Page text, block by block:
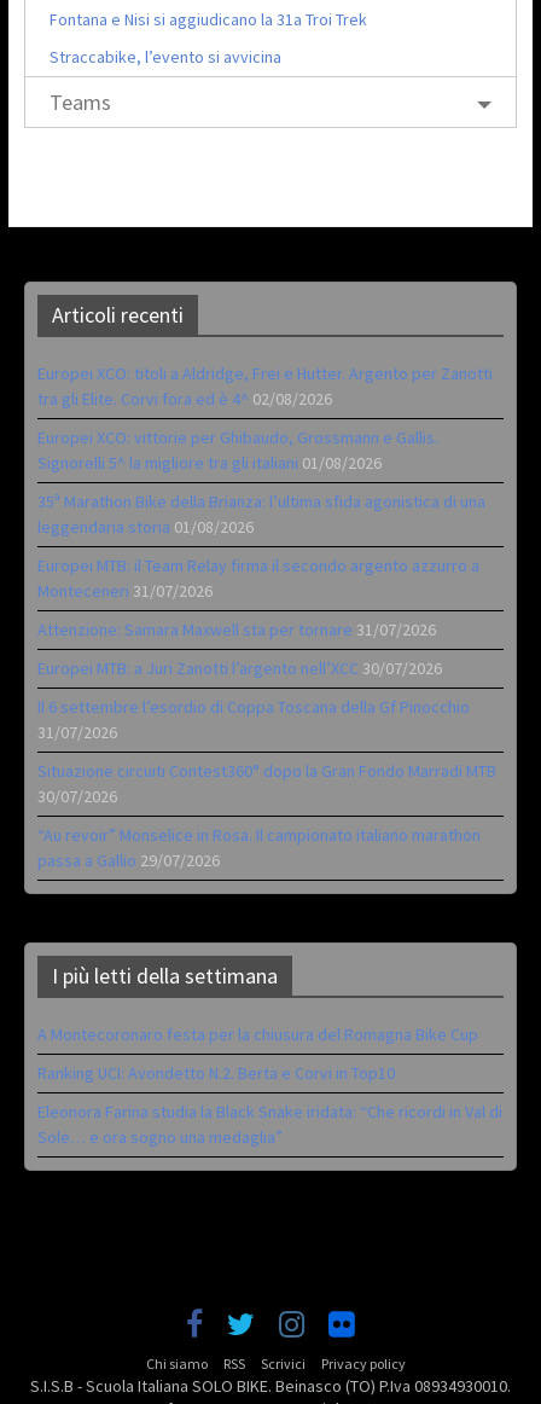
Fontana e Nisi si aggiudicano la 31a Troi Trek
Straccabike, l’evento si avvicina
Teams
Articoli recenti
Europei XCO: titoli a Aldridge, Frei e Hutter. Argento per Zanotti
tra gli Elite. Corvi fora ed è 4^ 02/08/2026
Europei XCO: vittorie per Ghibaudo, Grossmann e Gallis.
Signorelli 5^ la migliore tra gli italiani 01/08/2026
35ª Marathon Bike della Brianza: l’ultima sfida agonistica di una
leggendaria storia 01/08/2026
Europei MTB: il Team Relay firma il secondo argento azzurro a
Monteceneri 31/07/2026
Attenzione: Samara Maxwell sta per tornare 31/07/2026
Europei MTB: a Juri Zanotti l’argento nell’XCC 30/07/2026
Il 6 settembre l’esordio di Coppa Toscana della Gf Pinocchio
31/07/2026
Situazione circuiti Contest360° dopo la Gran Fondo Marradi MTB
30/07/2026
“Au revoir” Monselice in Rosa. Il campionato italiano marathon
passa a Gallio 29/07/2026
I più letti della settimana
A Montecoronaro festa per la chiusura del Romagna Bike Cup
Ranking UCI: Avondetto N.2. Berta e Corvi in Top10
Eleonora Farina studia la Black Snake iridata: “Che ricordi in Val di
Sole… e ora sogno una medaglia”
Chi siamo RSS Scrivici Privacy policy
S.I.S.B - Scuola Italiana SOLO BIKE. Beinasco (TO) P.Iva 08934930010.